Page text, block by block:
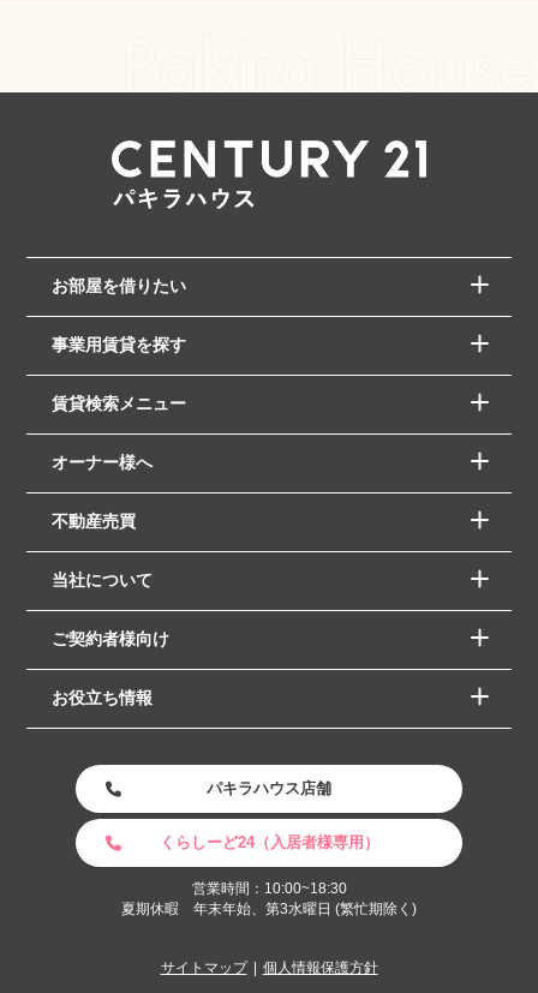
お部屋を借りたい
事業用賃貸を探す
賃貸検索メニュー
オーナー様へ
不動産売買
当社について
ご契約者様向け
お役立ち情報
パキラハウス店舗
くらしーど24（入居者様専用）
営業時間：10:00~18:30
夏期休暇 年末年始、第3水曜日 (繁忙期除く)
サイトマップ 個人情報保護方針